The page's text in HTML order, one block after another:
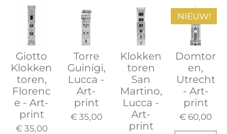
Giotto
Klokken
toren,
Florenc
e - Art-
print
€ 35,00
Torre
Guinigi,
Lucca -
Art-
print
€ 35,00
Klokken
toren
San
Martino,
Lucca -
Art-
print
NIEUW!
Domtor
en,
Utrecht
- Art-
print
€ 60,00